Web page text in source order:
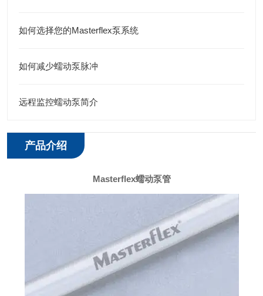
如何选择您的Masterflex泵系统
如何减少蠕动泵脉冲
远程监控蠕动泵简介
产品介绍
Masterflex蠕动泵管